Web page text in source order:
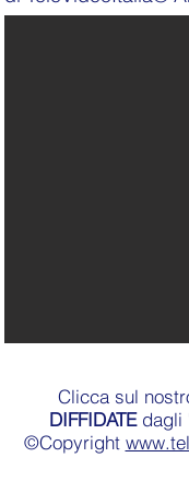
Clicca sul
DIFFIDATEdagli
©Copyright www.tel